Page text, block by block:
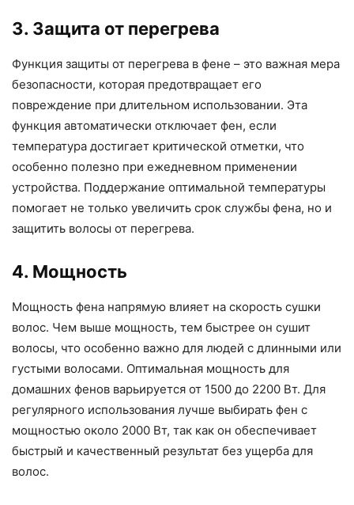
3. Защита от перегрева
Функция защиты от перегрева в фене – это важная мера
безопасности, которая предотвращает его
повреждение при длительном использовании. Эта
функция автоматически отключает фен, если
температура достигает критической отметки, что
особенно полезно при ежедневном применении
устройства. Поддержание оптимальной температуры
помогает не только увеличить срок службы фена, но и
защитить волосы от перегрева.
4. Мощность
Мощность фена напрямую влияет на скорость сушки
волос. Чем выше мощность, тем быстрее он сушит
волосы, что особенно важно для людей с длинными или
густыми волосами. Оптимальная мощность для
домашних фенов варьируется от 1500 до 2200 Вт. Для
регулярного использования лучше выбирать фен с
мощностью около 2000 Вт, так как он обеспечивает
быстрый и качественный результат без ущерба для
волос.